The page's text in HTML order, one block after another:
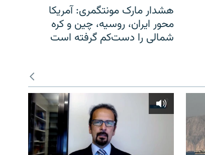
هشدار مارک مونتگمری: آمریکا
محور ایران، روسیه، چین و کره
شمالی را دست‌کم گرفته است